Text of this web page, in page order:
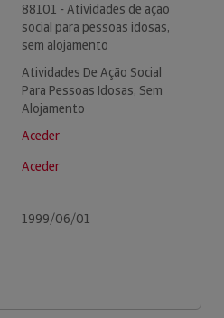
88101 - Atividades de ação
social para pessoas idosas,
sem alojamento
Atividades De Ação Social
Para Pessoas Idosas, Sem
Alojamento
Aceder
Aceder
1999/06/01